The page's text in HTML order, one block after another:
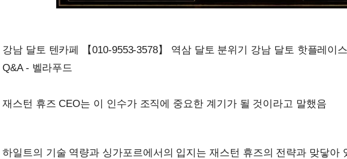
강남 달토 텐카페 【010-9553-3578】 역삼 달토 분위기 강남 달토 핫플레이
Q&A - 벨라푸드
재스턴 휴즈 CEO는 이 인수가 조직에 중요한 계기가 될 것이라고 말했음
하일트의 기술 역량과 싱가포르에서의 입지는 재스턴 휴즈의 전략과 맞닿아